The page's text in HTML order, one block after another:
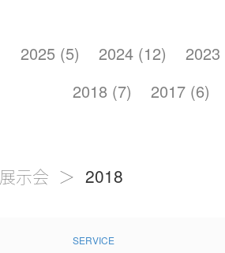
2025 (5) 2024 (12)
2018 (7)
2017 (6)
展示会 2018
SERVICE